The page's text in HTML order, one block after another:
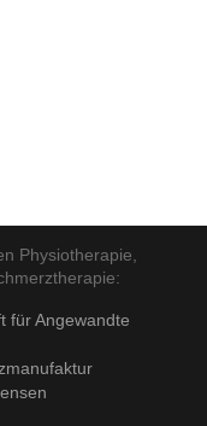
Physiotherapie,
für Angewandte